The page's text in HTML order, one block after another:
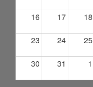
16 17 18
23 24 25
30 31 1